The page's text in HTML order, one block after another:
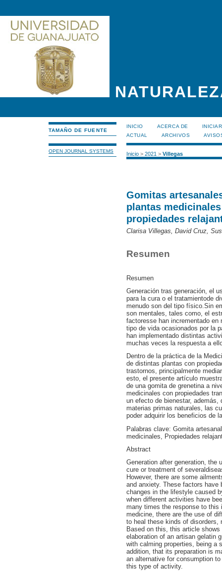
TAMAÑO DE FUENTE
OPEN JOURNAL SYSTEMS
INICIO ACERCA DE
ACTUAL
ARCHIVOS
Inicio> 2021 > Villegas
Gomitas
plantas
propiedades
Clarisa Villegas, David Cruz,
Resumen
Resumen
Generación tras generación, el
para la cura o el tratamientode
menudo son del tipo físico.Sin
son mentales, tales como, el
factoresse han incrementado
tipo de vida ocasionados por la
han implementado distintas
muchas veces la respuesta a
Dentro de la práctica de la
de distintas plantas con
trastornos, principalmente
esto, el presente artículo
de una gomita de grenetina a
medicinales con propiedades
un efecto de bienestar, además,
materias primas naturales, las
poder adquirir los beneficios de
Palabras clave: Gomita
medicinales, Propiedades
Abstract
Generation after generation, the
cure or treatment of
However, there are some
and anxiety. These factors have
changes in the lifestyle caused
when different activities have
many times the response to this
medicine, there are the use of
to heal these kinds of disorders,
Based on this, this article
elaboration of an artisan gelatin
with calming properties, being a
addition, that its preparation is
an alternative for consumption
this type of activity.